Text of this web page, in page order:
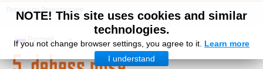
NOTE! This site uses cookies and similar
technologies.
If you not change browser settings, you agree to it. Learn more
I understand
Логин илиРегистрация
Русский